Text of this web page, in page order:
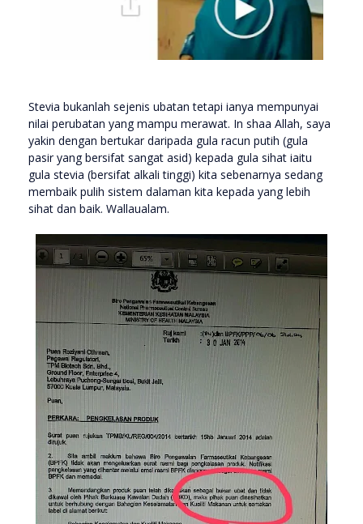
Stevia bukanlah sejenis ubatan tetapi ianya mempunyai
nilai perubatan yang mampu merawat. In shaa Allah, saya
yakin dengan bertukar daripada gula racun putih (gula
pasir yang bersifat sangat asid) kepada gula sihat iaitu
gula stevia (bersifat alkali tinggi) kita sebenarnya sedang
membaik pulih sistem dalaman kita kepada yang lebih
sihat dan baik. Wallaualam.